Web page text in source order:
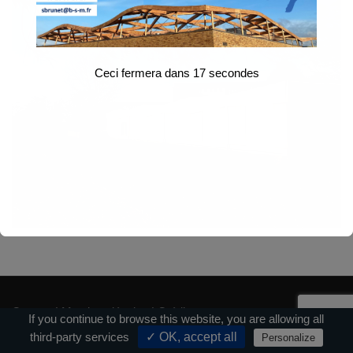
Contact | Mentions légales | Crédits
Ceci fermera dans 17secondes
If you continue to browse this website, you are allowing all
third-party services
✓ OK, accept all Personalize